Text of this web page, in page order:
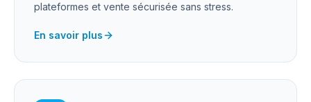
plateformes et vente sécurisée sans stress.
En savoir plus